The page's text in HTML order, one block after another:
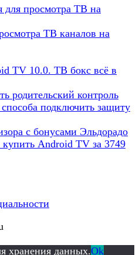
ТВ каналов на
TV 10.0. ТВ бокс всё в
подключить защиту
Android TV за 3749
хранения данных.Ok